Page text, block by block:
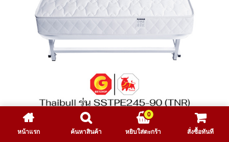
หน้าแรก ค้นหาสินค้า
0
หยิบใส่ตะกร้า
สั่งซื้อทันที